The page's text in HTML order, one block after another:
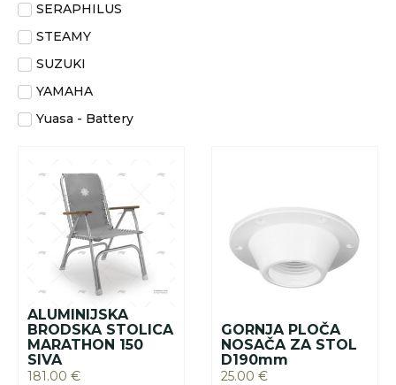
SERAPHILUS
STEAMY
SUZUKI
YAMAHA
Yuasa - Battery
ALUMINIJSKA
BRODSKA STOLICA
MARATHON 150
SIVA
181.00 €
GORNJA PLOČA
NOSAČA ZA STOL
D190mm
25.00 €